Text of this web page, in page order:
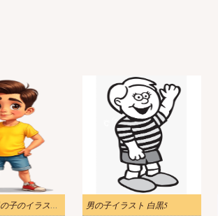
ハンサムな男の子のイラスト画像 男の子イラスト 白黒5